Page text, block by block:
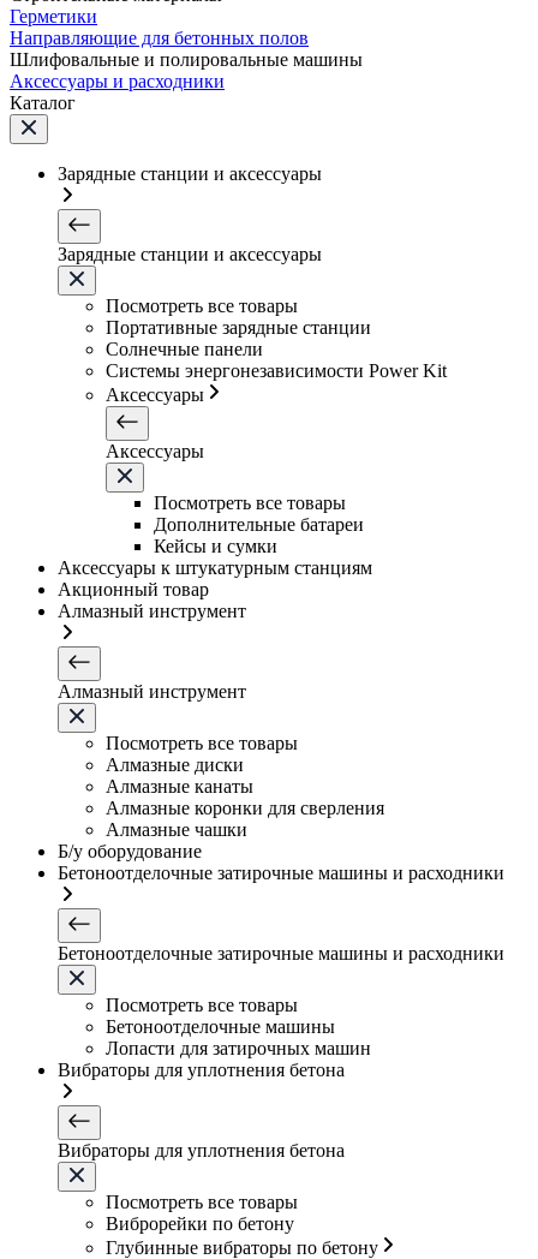
Герметики
Направляющие для бетонных полов
Шлифовальные и полировальные машины
Аксессуары и расходники
Каталог
Зарядные станции и аксессуары
Зарядные станции и аксессуары
Посмотреть все товары
Портативные зарядные станции
Солнечные панели
Системы энергонезависимости Power Kit
Аксессуары
Аксессуары
Посмотреть все товары
Дополнительные батареи
Кейсы и сумки
Аксессуары к штукатурным станциям
Акционный товар
Алмазный инструмент
Алмазный инструмент
Посмотреть все товары
Алмазные диски
Алмазные канаты
Алмазные коронки для сверления
Алмазные чашки
Б/у оборудование
Бетоноотделочные затирочные машины и расходники
Бетоноотделочные затирочные машины и расходники
Посмотреть все товары
Бетоноотделочные машины
Лопасти для затирочных машин
Вибраторы для уплотнения бетона
Вибраторы для уплотнения бетона
Посмотреть все товары
Виброрейки по бетону
Глубинные вибраторы по бетону